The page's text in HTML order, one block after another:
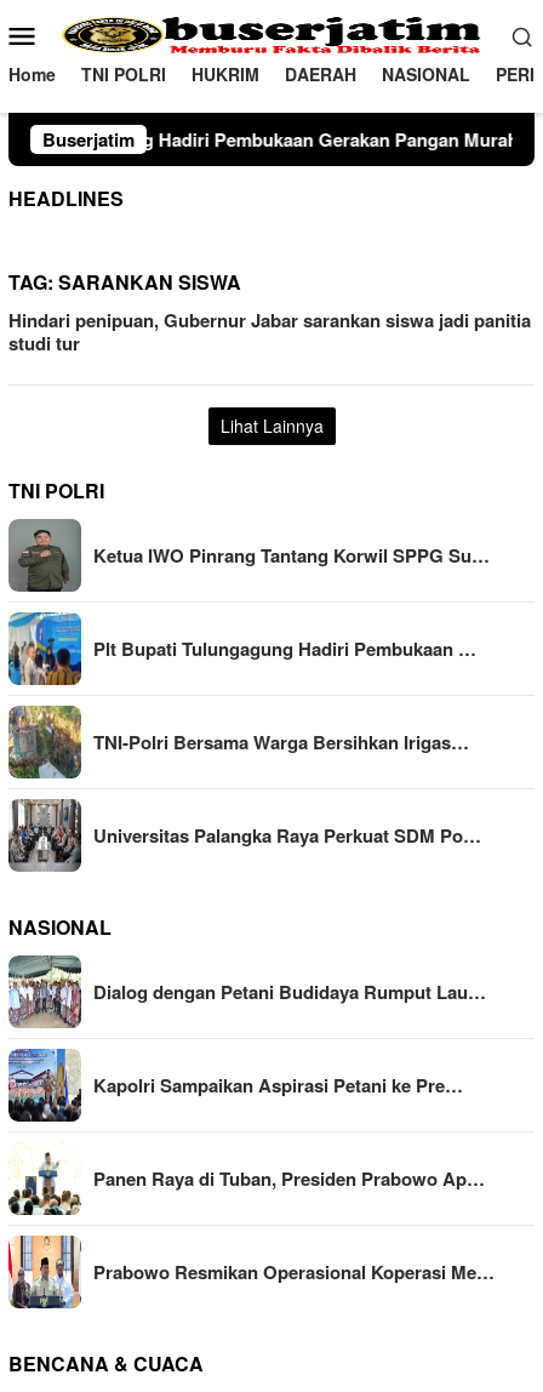
ke
konten
Menu
Mobile
Home TNI POLRI HUKRIM DAERAH NASIONAL
Buserjatim
Pembukaan Gerakan Pangan Murah dan Produk Unggulan
HEADLINES
TAG: SARANKAN SISWA
Hindari penipuan, Gubernur Jabar sarankan siswa jadi panitia
studi tur
Lihat Lainnya
TNI POLRI
Ketua IWO Pinrang Tantang Korwil SPPG Su…
Plt Bupati Tulungagung Hadiri Pembukaan …
TNI-Polri Bersama Warga Bersihkan Irigas…
Universitas Palangka Raya Perkuat SDM Po…
NASIONAL
Dialog dengan Petani Budidaya Rumput Lau…
Kapolri Sampaikan Aspirasi Petani ke Pre…
Panen Raya di Tuban, Presiden Prabowo Ap…
Prabowo Resmikan Operasional Koperasi Me…
BENCANA & CUACA